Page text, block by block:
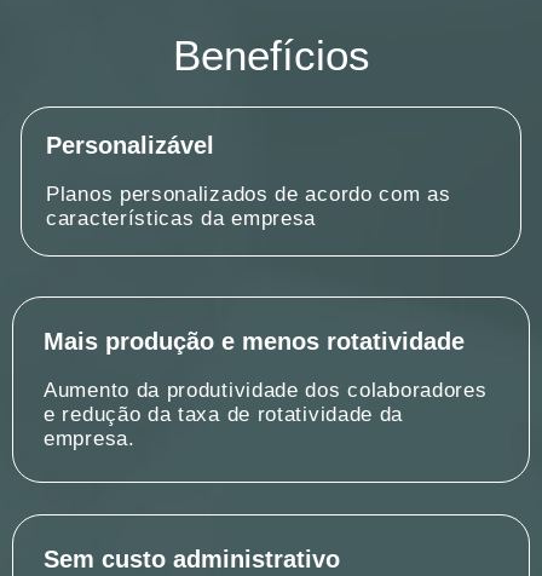
Benefícios
Personalizável
Planos personalizados de acordo com as
características da empresa
Mais produção e menos rotatividade
Aumento da produtividade dos colaboradores
e redução da taxa de rotatividade da
empresa.
Sem custo administrativo